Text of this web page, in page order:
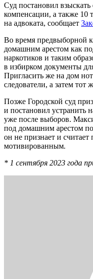
Суд постановил взыскать
компенсации, а также 10
на адвоката, сообщает
Во время предвыборной
домашним арестом как
наркотиков и таким
в избирком документы
Пригласить же на дом
следователи, а затем
Позже Городской суд
и постановил устранить
уже после выборов.
под домашним арестом
он не признает и считает
мотивированным.
* 1 сентября 2023 года